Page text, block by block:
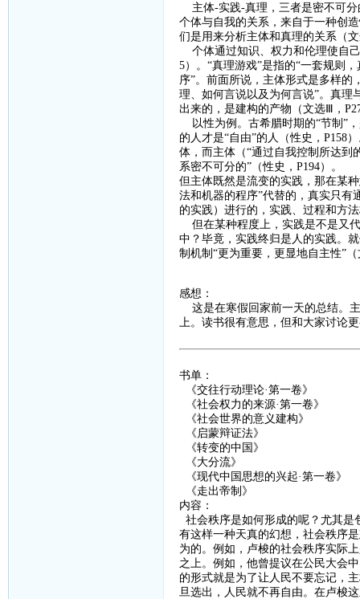
主体-实践-真理，三者是密不可
个体与自我的关系，来自于一种创
们是用来分析主体和真理的关系（
个体通过知识、权力和伦理使自己
5）。“真理游戏”是指的“一套规则
序”。前面所说，主体形式是多样的
理、如何言说以及为何言说”。真理
出来的，是建构的产物（文选Ⅲ，
以性为例。古希腊时期的“节制”
的人才是“自由”的人（性史， P158）
体，而主体（“通过自我控制所达到
系密不可分的”（性史， P194）。
但主体既然是流变的实践，那在某
法和机器的程序”代替的，真实只有
的实践）进行的，实践、过程和方
但在某种程度上，实践是不是又
中？毕竟，实践终归是人的实践。
制机制“更为重要，更显地自主性”
感想：
这是在寒假回家前一天的总结。
上。读书很有意思，但和大家讨论
书单：
《交往行动理论·第一卷》
《社会权力的来源·第一卷》
《社会世界的意义建构》
《启蒙辩证法》
《转变的中国》
《大分流》
《现代中国思想的兴起·第一卷》
《走出帝制》
内容：
社会秩序是如何形成的呢？尤其是
有这样一种天真的幻想，社会秩序
为的。例如，卢梭的社会秩序实际
之上。例如，他曾提议在公民大会
的形式就是为了让人民不要忘记，
旦选出，人民就不再自由。在卢梭